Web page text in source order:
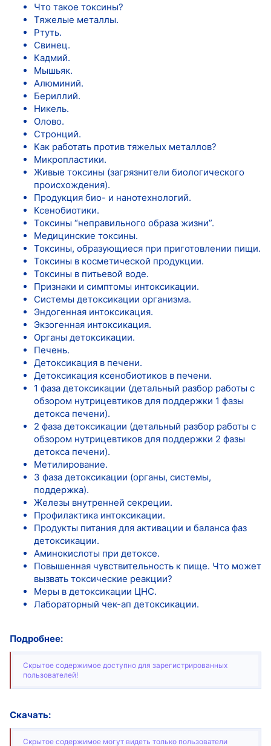
Что такое токсины?
Тяжелые металлы.
Ртуть.
Свинец.
Кадмий.
Мышьяк.
Алюминий.
Бериллий.
Никель.
Олово.
Стронций.
Как работать против тяжелых металлов?
Микропластики.
Живые токсины (загрязнители биологического
происхождения).
Продукция био- и нанотехнологий.
Ксенобиотики.
Токсины “неправильного образа жизни”.
Медицинские токсины.
Токсины, образующиеся при приготовлении пищи.
Токсины в косметической продукции.
Токсины в питьевой воде.
Признаки и симптомы интоксикации.
Системы детоксикации организма.
Эндогенная интоксикация.
Экзогенная интоксикация.
Органы детоксикации.
Печень.
Детоксикация в печени.
Детоксикация ксенобиотиков в печени.
1 фаза детоксикации (детальный разбор работы с
обзором нутрицевтиков для поддержки 1 фазы
детокса печени).
2 фаза детоксикации (детальный разбор работы с
обзором нутрицевтиков для поддержки 2 фазы
детокса печени).
Метилирование.
3 фаза детоксикации (органы, системы,
поддержка).
Железы внутренней секреции.
Профилактика интоксикации.
Продукты питания для активации и баланса фаз
детоксикации.
Аминокислоты при детоксе.
Повышенная чувствительность к пище. Что может
вызвать токсические реакции?
Меры в детоксикации ЦНС.
Лабораторный чек-ап детоксикации.
Подробнее:
Скрытое содержимое доступно для зарегистрированных
пользователей!
Скачать:
Скрытое содержимое могут видеть только пользователи